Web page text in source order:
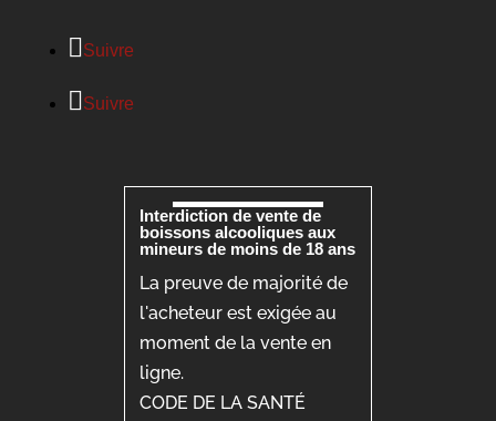
Suivre
Suivre
Interdiction de vente de
boissons alcooliques aux
mineurs de moins de 18 ans
La preuve de majorité de
l'acheteur est exigée au
moment de la vente en
ligne.
CODE DE LA SANTÉ